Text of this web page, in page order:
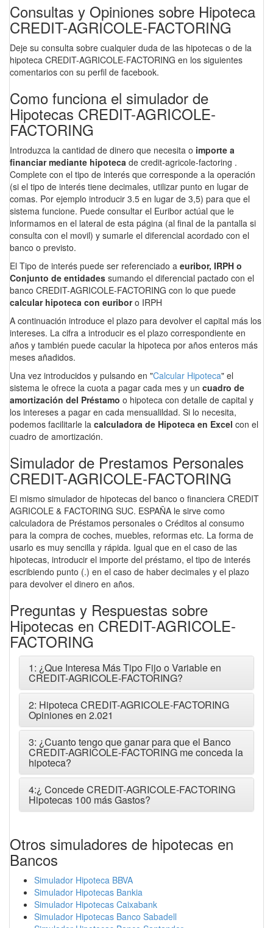
Consultas y Opiniones sobre Hipoteca
CREDIT-AGRICOLE-FACTORING
Deje su consulta sobre cualquier duda de las hipotecas o de la
hipoteca CREDIT-AGRICOLE-FACTORING en los siguientes
comentarios con su perfil de facebook.
Como funciona el simulador de
Hipotecas CREDIT-AGRICOLE-
FACTORING
Introduzca la cantidad de dinero que necesita o importe a
financiar mediante hipoteca de credit-agricole-factoring .
Complete con el tipo de interés que corresponde a la operación
(si el tipo de interés tiene decimales, utilizar punto en lugar de
comas. Por ejemplo introducir 3.5 en lugar de 3,5) para que el
sistema funcione. Puede consultar el Euribor actúal que le
informamos en el lateral de esta página (al final de la pantalla si
consulta con el movil) y sumarle el diferencial acordado con el
banco o previsto.
El Tipo de interés puede ser referenciado a euribor, IRPH o
Conjunto de entidades sumando el diferencial pactado con el
banco CREDIT-AGRICOLE-FACTORING con lo que puede
calcular hipoteca con euriboro IRPH
A continuación introduce el plazo para devolver el capital más los
intereses. La cifra a introducir es el plazo correspondiente en
años y también puede cacular la hipoteca por años enteros más
meses añadidos.
Una vez introducidos y pulsando en "Calcular Hipoteca" el
sistema le ofrece la cuota a pagar cada mes y un cuadro de
amortización del Préstamo o hipoteca con detalle de capital y
los intereses a pagar en cada mensualildad. Si lo necesita,
podemos facilitarle la calculadora de Hipoteca en Excel con el
cuadro de amortización.
Simulador de Prestamos Personales
CREDIT-AGRICOLE-FACTORING
El mismo simulador de hipotecas del banco o financiera CREDIT
AGRICOLE & FACTORING SUC. ESPAÑA le sirve como
calculadora de Préstamos personales o Créditos al consumo
para la compra de coches, muebles, reformas etc. La forma de
usarlo es muy sencilla y rápida. Igual que en el caso de las
hipotecas, introducir el importe del préstamo, el tipo de interés
escribiendo punto (.) en el caso de haber decimales y el plazo
para devolver el dinero en años.
Preguntas y Respuestas sobre
Hipotecas en CREDIT-AGRICOLE-
FACTORING
1: ¿Que Interesa Más Tipo Fijo o Variable en
CREDIT-AGRICOLE-FACTORING?
2: Hipoteca CREDIT-AGRICOLE-FACTORING
Opiniones en 2.021
3: ¿Cuanto tengo que ganar para que el Banco
CREDIT-AGRICOLE-FACTORING me conceda la
hipoteca?
4:¿ Concede CREDIT-AGRICOLE-FACTORING
Hipotecas 100 más Gastos?
Otros simuladores de hipotecas en
Bancos
Simulador Hipoteca BBVA
Simulador Hipotecas Bankia
Simulador Hipotecas Caixabank
Simulador Hipotecas Banco Sabadell